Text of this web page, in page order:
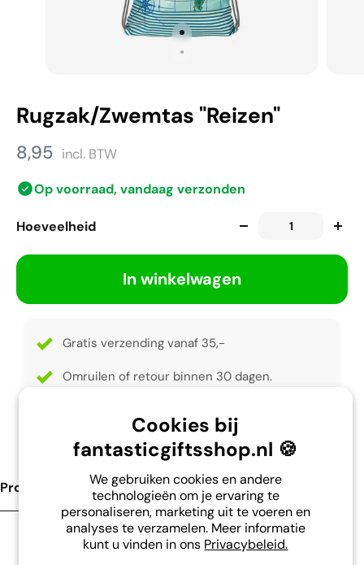
Cookies bij
fantasticgiftsshop.nl 🍪
We gebruiken cookies en andere
technologieën om je ervaring te
personaliseren, marketing uit te voeren en
analyses te verzamelen. Meer informatie
kunt u vinden in ons Privacybeleid.
Rugzak/Zwemtas "Reizen"
8,95 incl. BTW
Op voorraad, vandaag verzonden
Hoeveelheid
In winkelwagen
Gratis verzending vanaf 35,-
Omruilen of retour binnen 30 dagen.
Product Omschrijving
"Ik ga op reis en neem mee..." Met dit vrolijke